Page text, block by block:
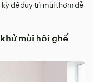
để duy trì mùi thơm dễ
mùi hôi ghế